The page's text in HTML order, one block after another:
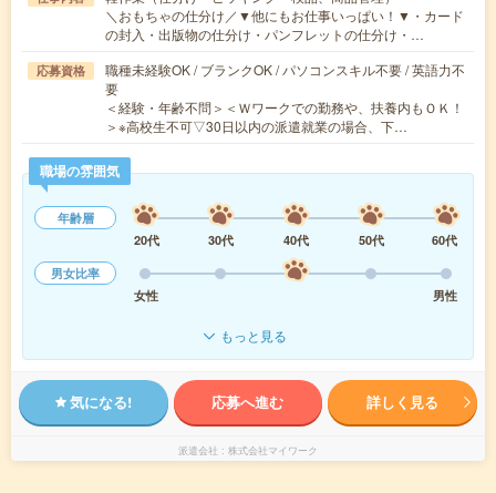
＼おもちゃの仕分け／▼他にもお仕事いっぱい！▼・カード
の封入・出版物の仕分け・パンフレットの仕分け・…
応募資格
職種未経験OK / ブランクOK / パソコンスキル不要 / 英語力不
要
＜経験・年齢不問＞＜Ｗワークでの勤務や、扶養内もＯＫ！
＞※高校生不可▽30日以内の派遣就業の場合、下…
職場の雰囲気
年齢層
20代
30代 40代 50代
60代
男女比率
女性
男性
もっと見る
気になる! 応募へ進む 詳しく見る
派遣会社 株式会社マイワーク